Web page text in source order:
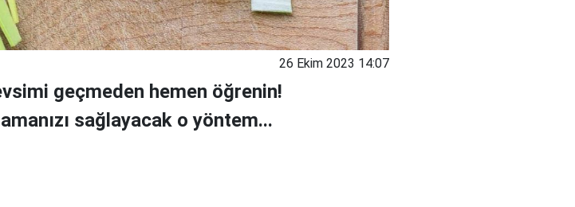
26 Ekim 2023 14:07
geçmeden hemen öğrenin!
sağlayacak o yöntem...